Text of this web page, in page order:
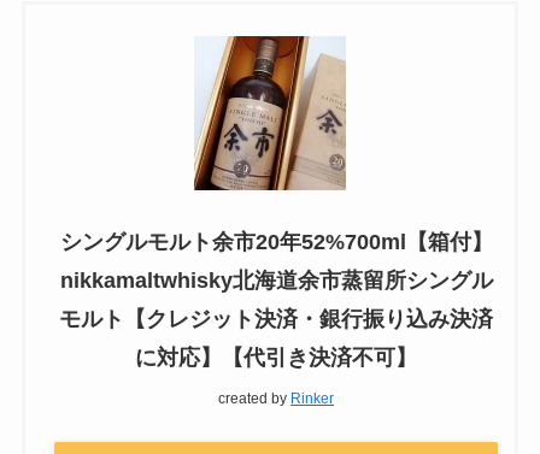
シングルモルト余市20年52%700ml【箱付】
nikkamaltwhisky北海道余市蒸留所シングル
モルト【クレジット決済・銀行振り込み決済
に対応】【代引き決済不可】
created by Rinker